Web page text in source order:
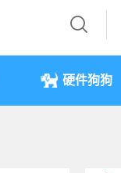
硬件狗狗